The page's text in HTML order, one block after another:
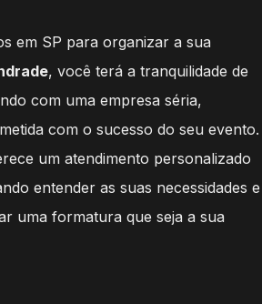
em SP para organizar a sua
, você terá a tranquilidade de
com uma empresa séria,
com o sucesso do seu evento.
um atendimento personalizado
entender as suas necessidades e
uma formatura que seja a sua